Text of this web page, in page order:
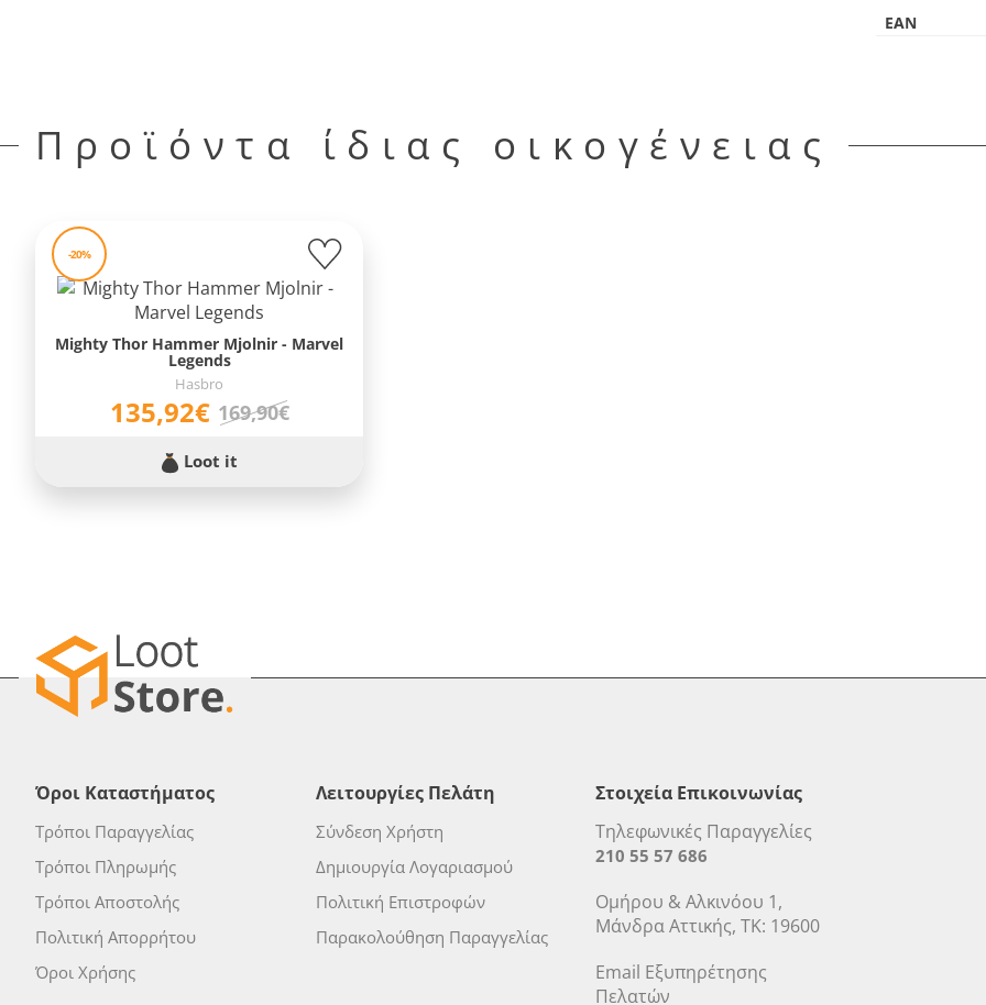
EAN
Προϊόντα ίδιας οικογένειας
-20%
Mighty Thor Hammer Mjolnir - Marvel
Legends
Hasbro
135,92€ 169,90€
Loot it
Όροι Καταστήματος
Τρόποι Παραγγελίας
Τρόποι Πληρωμής
Τρόποι Αποστολής
Πολιτική Απορρήτου
Όροι Χρήσης
Λειτουργίες Πελάτη
Σύνδεση Χρήστη
Δημιουργία Λογαριασμού
Πολιτική Επιστροφών
Παρακολούθηση Παραγγελίας
Στοιχεία Επικοινωνίας
Τηλεφωνικές Παραγγελίες
210 55 57 686
Ομήρου & Αλκινόου 1,
Μάνδρα Αττικής, ΤΚ: 19600
Email Εξυπηρέτησης
Πελατών